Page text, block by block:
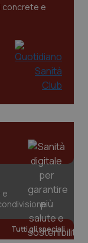
concrete e
e
Tutti gli speciali
2